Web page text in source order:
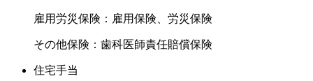
雇用労災保険：雇用保険、労災保険
その他保険：歯科医師責任賠償保険
住宅手当